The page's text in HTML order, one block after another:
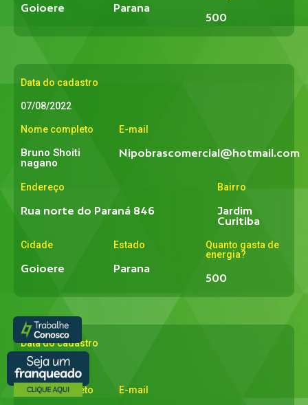
Goioere Parana
500
Data do cadastro
07/08/2022
Nome completo
Bruno Shoiti
nagano
E-mail
Nipobrascomercial@hotmail.com
Endereço
Rua norte do Paraná 846
Bairro
Jardim
Curitiba
Cidade
Goioere
Estado
Parana
Quanto gasta de
energia?
500
Data do cadastro
07/08/2022
Nome completo E-mail